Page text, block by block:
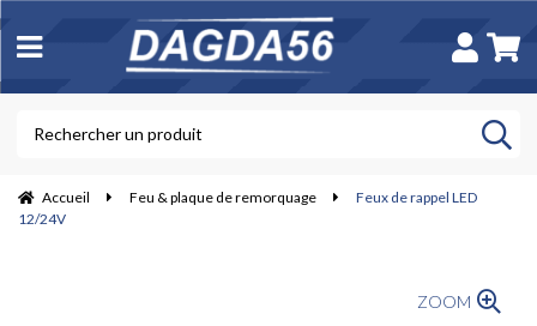
Accueil Feu & plaque de remorquage
Feux de rappel LED
12/24V
ZOOM